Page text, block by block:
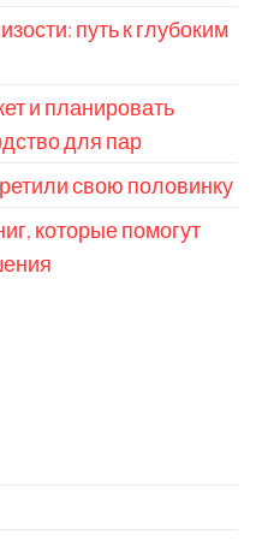
путь к глубоким
и планировать
для пар
свою половинку
которые помогут